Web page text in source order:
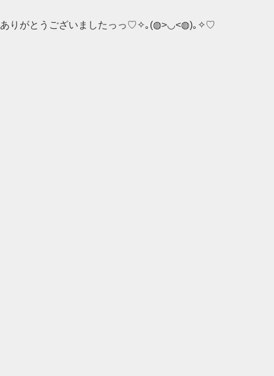
ありがとうございましたっっ♡✧｡(◍>◡<◍)｡✧♡